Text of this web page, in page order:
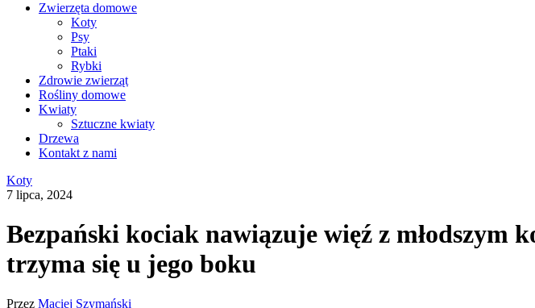
Zwierzęta domowe
Koty
Psy
Ptaki
Rybki
Zdrowie zwierząt
Rośliny domowe
Kwiaty
Sztuczne kwiaty
Drzewa
Kontakt z nami
Koty
7 lipca, 2024
Bezpański kociak nawiązuje więź z
trzyma się u jego boku
Przez Maciej Szymański